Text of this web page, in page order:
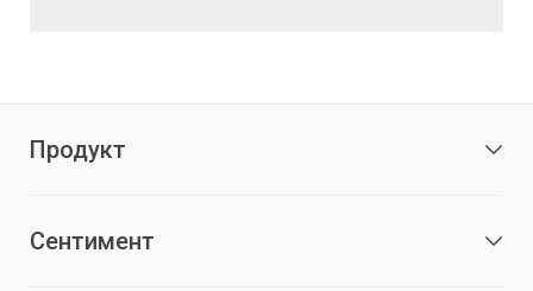
Продукт
Сентимент